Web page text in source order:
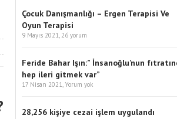
Çocuk Danışmanlığı – Ergen Terapisi Ve
Oyun Terapisi
9 Mayıs 2021, 26 yorum
Feride Bahar Işın:” İnsanoğlu’nun
hep ileri gitmek var”
17 Nisan 2021, Yorum yok
28,256 kişiye cezai işlem uygulandı